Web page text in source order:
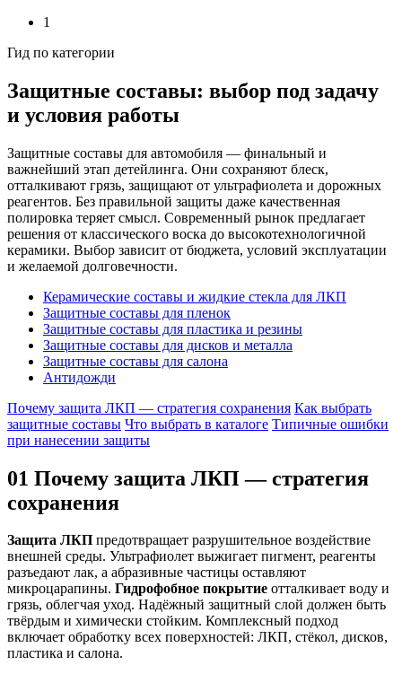
1
Гид по категории
Защитные составы: выбор под задачу
и условия работы
Защитные составы для автомобиля — финальный и
важнейший этап детейлинга. Они сохраняют блеск,
отталкивают грязь, защищают от ультрафиолета и дорожных
реагентов. Без правильной защиты даже качественная
полировка теряет смысл. Современный рынок предлагает
решения от классического воска до высокотехнологичной
керамики. Выбор зависит от бюджета, условий эксплуатации
и желаемой долговечности.
Керамические составы и жидкие стекла для ЛКП
Защитные составы для пленок
Защитные составы для пластика и резины
Защитные составы для дисков и металла
Защитные составы для салона
Антидожди
Почему защита ЛКП — стратегия сохранения Как выбрать
защитные составы Что выбрать в каталоге Типичные ошибки
при нанесении защиты
01 Почему защита ЛКП — стратегия
сохранения
Защита ЛКП предотвращает разрушительное воздействие
внешней среды. Ультрафиолет выжигает пигмент, реагенты
разъедают лак, а абразивные частицы оставляют
микроцарапины. Гидрофобное покрытие отталкивает воду и
грязь, облегчая уход. Надёжный защитный слой должен быть
твёрдым и химически стойким. Комплексный подход
включает обработку всех поверхностей: ЛКП, стёкол, дисков,
пластика и салона.